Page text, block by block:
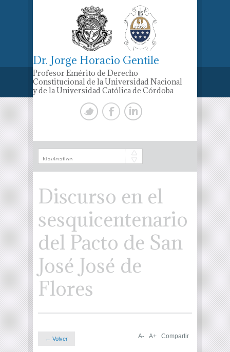
Dr. Jorge Horacio Gentile
Profesor Emérito de Derecho
Constitucional de la Universidad Nacional
y de la Universidad Católica de Córdoba
Discurso en el
sesquicentenario
del Pacto de San
José José de
Flores
← Volver A- A+ Compartir